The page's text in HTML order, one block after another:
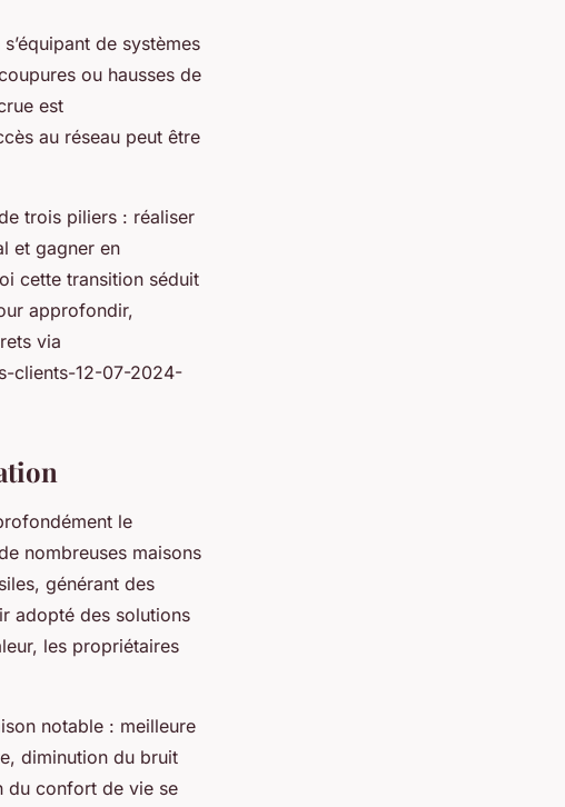
de systèmes
ou hausses de
est
au réseau peut être
trois piliers : réaliser
et gagner en
cette transition séduit
approfondir,
via
clients-12-07-2024-
le
nombreuses maisons
générant des
adopté des solutions
les propriétaires
notable : meilleure
diminution du bruit
du confort de vie se